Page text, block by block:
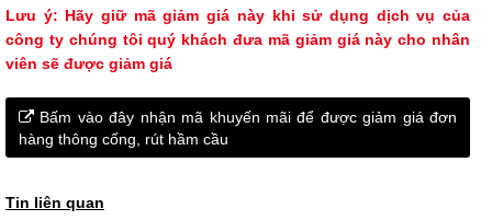
Lưu ý: Hãy giữ mã giảm giá này khi sử dụng dịch vụ của
công ty chúng tôi quý khách đưa mã giảm giá này cho nhân
viên sẽ được giảm giá
Bấm vào đây nhận mã khuyến mãi để được giảm giá đơn
hàng thông cống, rút hầm cầu
Tin liên quan